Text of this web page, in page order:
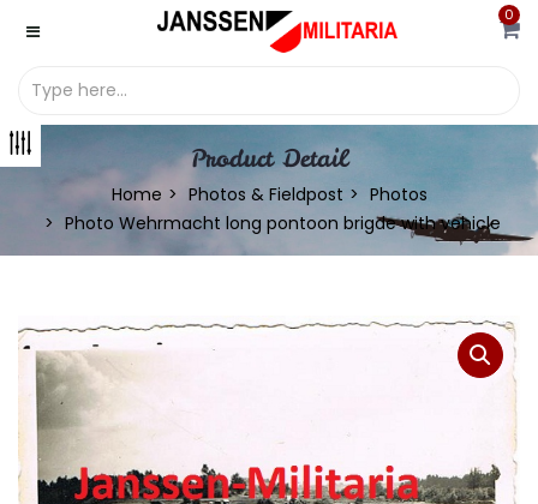
0
Product Detail
Home Photos & Fieldpost
Photos
Photo Wehrmacht long pontoon brigde with vehicle